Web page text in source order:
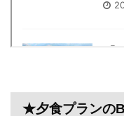
★夕食プランの